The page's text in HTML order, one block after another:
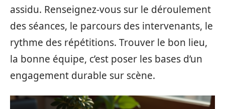
assidu. Renseignez-vous sur le déroulement
des séances, le parcours des intervenants, le
rythme des répétitions. Trouver le bon lieu,
la bonne équipe, c’est poser les bases d’un
engagement durable sur scène.